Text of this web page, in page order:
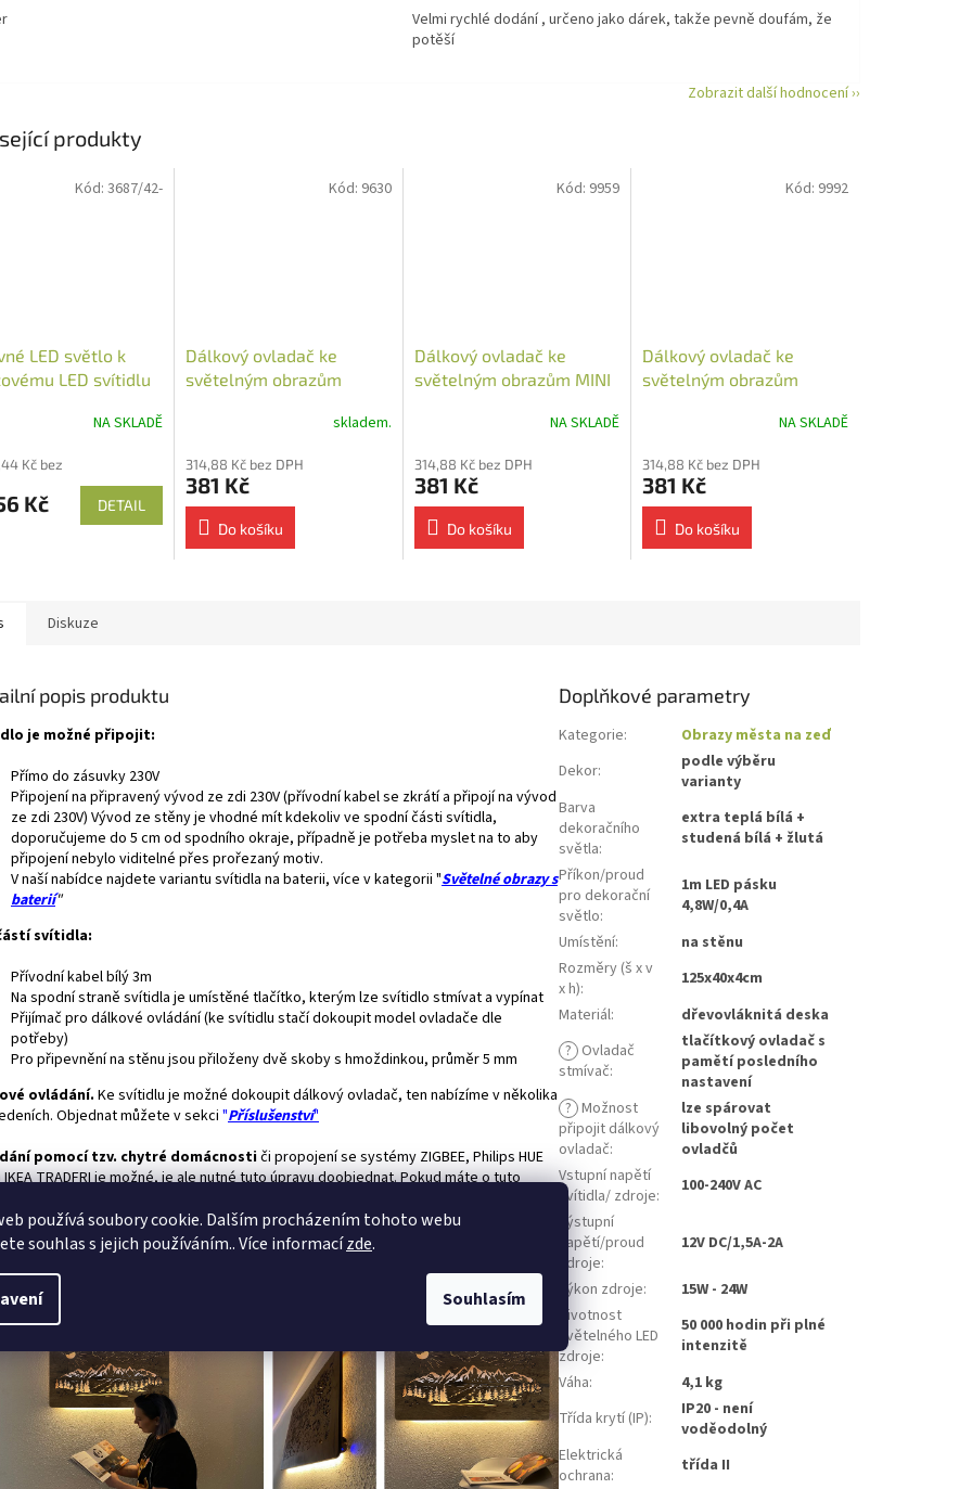
používá soubory cookie. Dalším procházením tohoto webu
souhlas s jejich používáním.. Více informacízde.
Souhlasím
Velmi rychlé dodání , určeno jako dárek, takže pevně doufám, že
potěší
Zobrazit další hodnocení ››
produkty
LED světlo k
LED svítidlu
NA SKLADĚ
Kč bez
Kč DETAIL
Kód: 3687/42-
Dálkový ovladač ke
světelným obrazům
skladem.
314,88 Kč bez DPH
381 Kč
Do košíku
Kód: 9630
Dálkový ovladač ke
světelným obrazům MINI
NA SKLADĚ
314,88 Kč bez DPH
381 Kč
Do košíku
Kód: 9959
Dálkový ovladač ke
světelným obrazům
NA SKLADĚ
314,88 Kč bez DPH
381 Kč
Do košíku
Kód: 9992
Diskuze
popis produktu
je možné připojit:
Přímo do zásuvky 230V
Připojení na připravený vývod ze zdi 230V (přívodní kabel se zkrátí a připojí na vývod
ze zdi 230V) Vývod ze stěny je vhodné mít kdekoliv ve spodní části svítidla,
doporučujeme do 5 cm od spodního okraje, případně je potřeba myslet na to aby
připojení nebylo viditelné přes prořezaný motiv.
V naší nabídce najdete variantu svítidla na baterii, více v kategorii "Světelné obrazy s
baterií"
svítidla:
Přívodní kabel bílý 3m
Na spodní straně svítidla je umístěné tlačítko, kterým lze svítidlo stmívat a vypínat
Přijímač pro dálkové ovládání (ke svítidlu stačí dokoupit model ovladače dle
potřeby)
Pro připevnění na stěnu jsou přiloženy dvě skoby s hmoždinkou, průměr 5 mm
ovládání.Ke svítidlu je možné dokoupit dálkový ovladač, ten nabízíme v několika
Objednat můžete v sekci "Příslušenství"
pomocí tzv. chytré domácnostiči propojení se systémy ZIGBEE, Philips HUE
TRADFRI je možné, je ale nutné tuto úpravu doobjednat. Pokud máte o tuto
světlo:Ke svítidlu si můžete zakoupit výkonné přídavné
si například číst. Součástí přídavného světla je dotykový ovladač, ten je umístěný
svítidla. Ovládání přídavného světla je nezávislé na podsvícení obrazu a je
stmívatelné.
Doplňkové parametry
Kategorie:
Obrazy města na zeď
Dekor:
podle výběru
varianty
Barva
dekoračního
světla:
extra teplá bílá +
studená bílá + žlutá
Příkon/proud
pro dekorační
světlo:
1m LED pásku
4,8W/0,4A
Umístění:
na stěnu
Rozměry (š x v
x h):
125x40x4cm
Materiál:
dřevovláknitá deska
? Ovladač
stmívač:
tlačítkový ovladač s
pamětí posledního
nastavení
? Možnost
připojit dálkový
ovladač:
lze spárovat
libovolný počet
ovladčů
Vstupní napětí
svítidla/ zdroje:
100-240V AC
Výstupní
napětí/proud
zdroje:
12V DC/1,5A-2A
Výkon zdroje:
15W - 24W
Životnost
světelného LED
zdroje:
50 000 hodin při plné
intenzitě
Váha:
4,1 kg
Třída krytí (IP):
IP20 - není
voděodolný
Elektrická
ochrana:
třída II